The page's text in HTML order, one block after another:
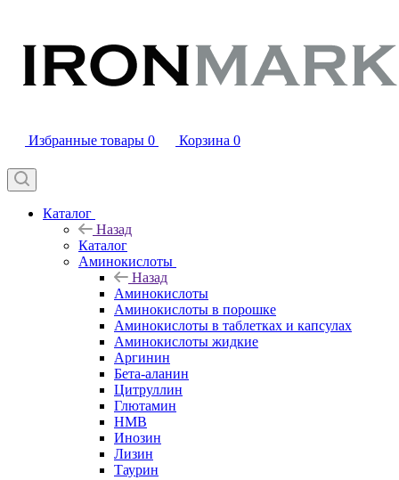
Избранные товары 0 Корзина 0
Каталог
Назад
Каталог
Аминокислоты
Назад
Аминокислоты
Аминокислоты в порошке
Аминокислоты в таблетках и капсулах
Аминокислоты жидкие
Аргинин
Бета-аланин
Цитруллин
Глютамин
HMB
Инозин
Лизин
Таурин